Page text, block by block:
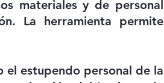
materiales y de personal
La herramienta permite
el estupendo personal de la